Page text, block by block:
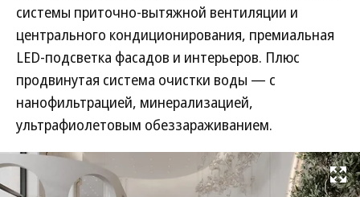
системы приточно-вытяжной вентиляции и
центрального кондиционирования, премиальная
LED-подсветка фасадов и интерьеров. Плюс
продвинутая система очистки воды — с
нанофильтрацией, минерализацией,
ультрафиолетовым обеззараживанием.
Развернуть